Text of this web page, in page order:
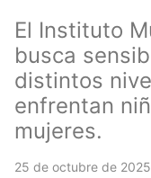
El Instituto
busca
distintos
enfrentan
mujeres.
25 de octubre de 2025